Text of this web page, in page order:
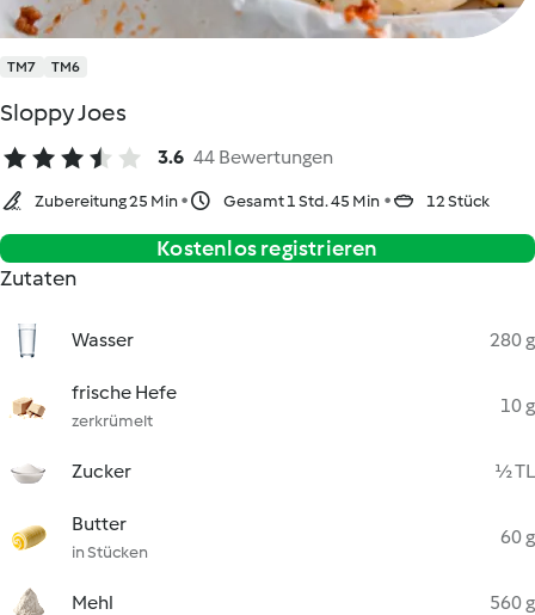
TM7 TM6
Sloppy Joes
3.6 44 Bewertungen
Zubereitung 25 Min Gesamt 1 Std. 45 Min 12 Stück
Kostenlos registrieren
Zutaten
Wasser 280 g
frische Hefe
zerkrümelt
10 g
Zucker ½ TL
Butter
in Stücken
60 g
Mehl 560 g